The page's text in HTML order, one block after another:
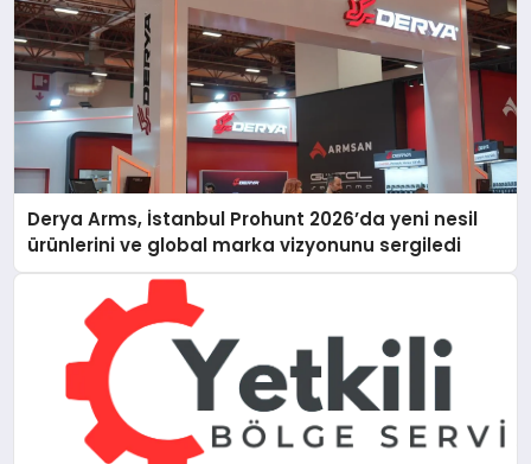
Derya Arms, İstanbul Prohunt 2026’da yeni nesil
ürünlerini ve global marka vizyonunu sergiledi